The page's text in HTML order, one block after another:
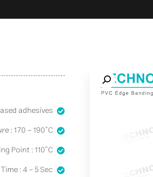
adhesives
: 170 - 190°C
Point : 110°C
: 4 - 5 Sec